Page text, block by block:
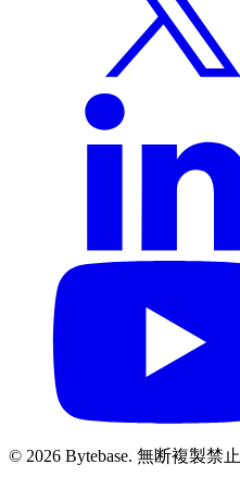
© 2026 Bytebase. 無断複製禁止